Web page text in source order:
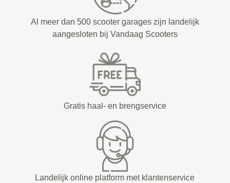
Al meer dan 500 scooter garages zijn landelijk
aangesloten bij Vandaag Scooters
Gratis haal- en brengservice
Landelijk online platform met klantenservice